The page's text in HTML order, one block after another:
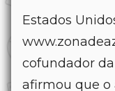
Estados
cofundador
afirmou que o